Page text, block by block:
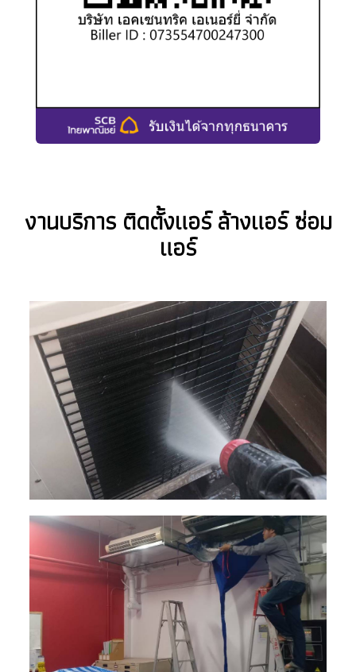
งานบริการ ติดตั้งแอร์ ล้างแอร์ ซ่อม
แอร์